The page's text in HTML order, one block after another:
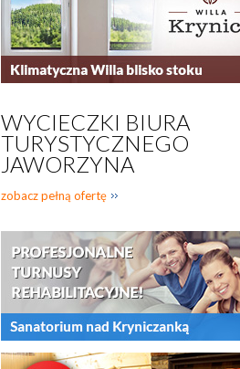
WYCIECZKI BIURA
TURYSTYCZNEGO
JAWORZYNA
zobacz pełną ofertę